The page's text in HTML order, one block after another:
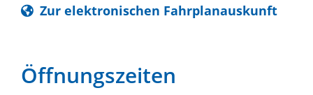
Zur elektronischen Fahrplanauskunft
Öffnungszeiten